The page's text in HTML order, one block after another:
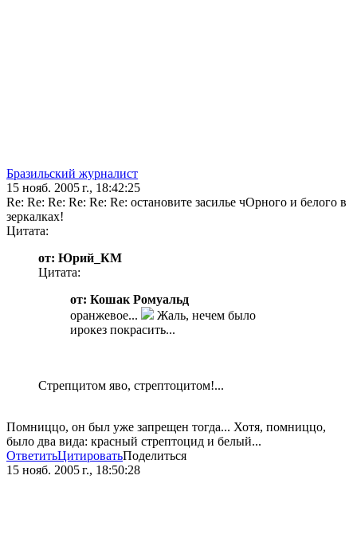
Бразильский журналист
15 нояб. 2005 г., 18:42:25
Re: Re: Re: Re: Re: Re: остановите засилье чОрного и белого в
зеркалках!
Цитата:
от: Юрий_КМ
Цитата:
от: Кошак Ромуальд
оранжевое...
Жаль, нечем было
ирокез покрасить...
Стрепцитом яво, стрептоцитом!...
Помниццо, он был уже запрещен тогда... Хотя, помниццо,
было два вида: красный стрептоцид и белый...
ОтветитьЦитироватьПоделиться
15 нояб. 2005 г., 18:50:28